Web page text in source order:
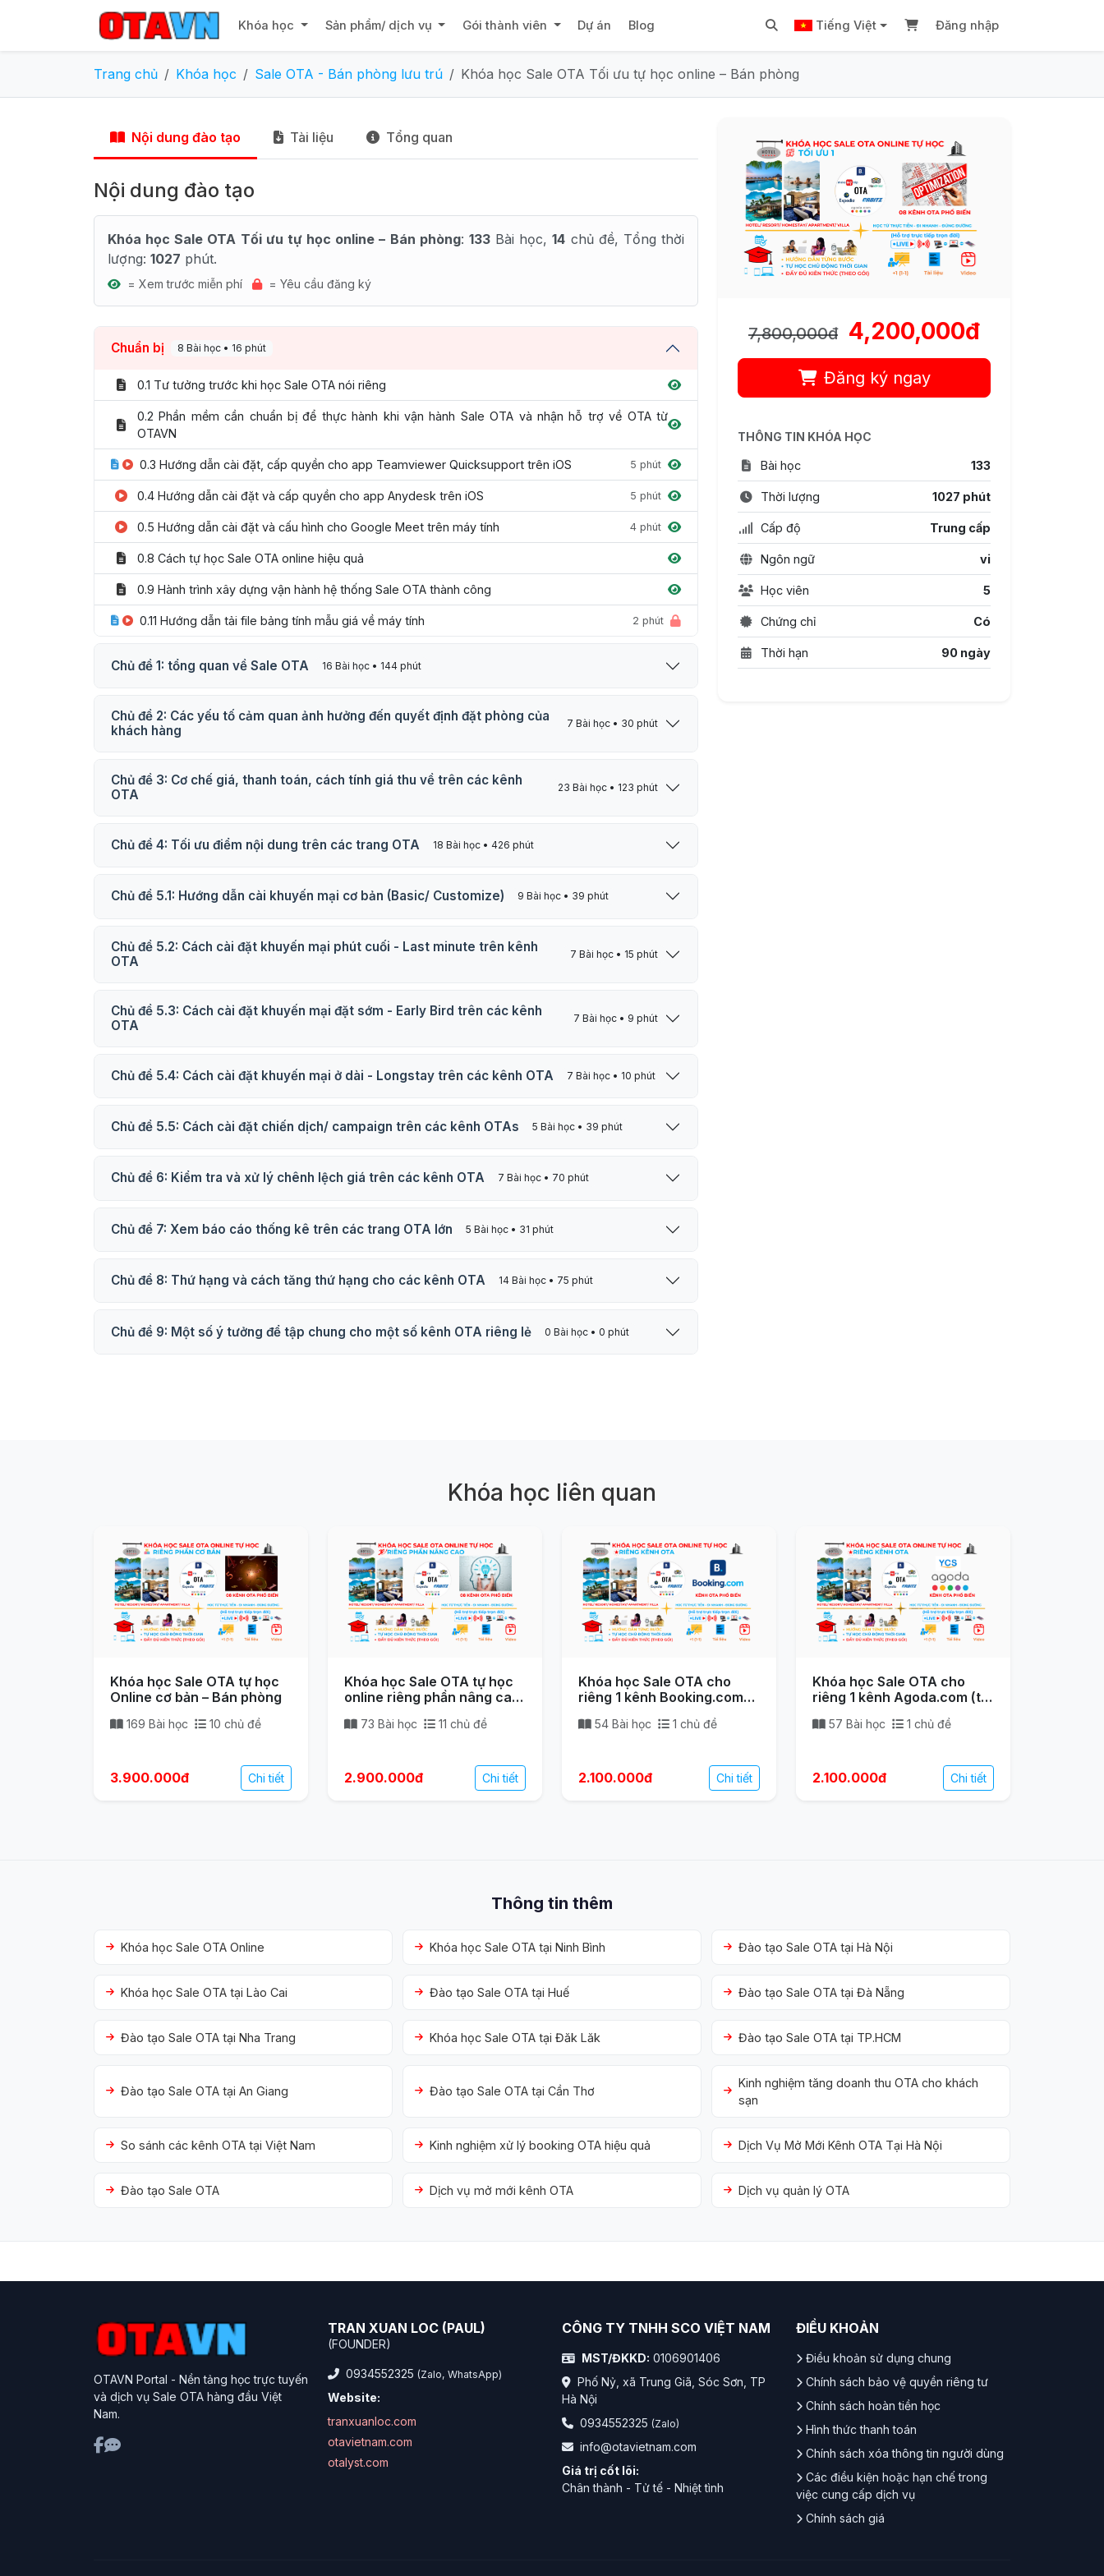
Khóa học Sản phẩm/ dịch vụ Gói thành viên Dự án Blog Tiếng Việt Đăng nhập
Trang chủ Khóa học Sale OTA - Bán phòng lưu trú Khóa học Sale OTA Tối ưu tự học online – Bán phòng
Nội dung đào tạo Tài liệu Tổng quan
Nội dung đào tạo
Khóa học Sale OTA Tối ưu tự học online – Bán phòng: 133Bài học,14 chủ đề, Tổng thời
lượng: 1027 phút.
= Xem trước miễn phí = Yêu cầu đăng ký
Chuẩn bị 8 Bài học • 16 phút
0.1 Tư tưởng trước khi học Sale OTA nói riêng
0.2 Phần mềm cần chuẩn bị để thực hành khi vận hành Sale OTA và nhận hỗ trợ về OTA từ
OTAVN
0.3 Hướng dẫn cài đặt, cấp quyền cho app Teamviewer Quicksupport trên iOS 5 phút
0.4 Hướng dẫn cài đặt và cấp quyền cho app Anydesk trên iOS 5 phút
0.5 Hướng dẫn cài đặt và cấu hình cho Google Meet trên máy tính 4 phút
0.8 Cách tự học Sale OTA online hiệu quả
0.9 Hành trình xây dựng vận hành hệ thống Sale OTA thành công
0.11 Hướng dẫn tải file bảng tính mẫu giá về máy tính 2 phút
Chủ đề 1: tổng quan về Sale OTA 16 Bài học • 144 phút
Chủ đề 2: Các yếu tố cảm quan ảnh hưởng đến quyết định đặt phòng của
khách hàng
7 Bài học • 30 phút
Chủ đề 3: Cơ chế giá, thanh toán, cách tính giá thu về trên các kênh
OTA
23 Bài học • 123 phút
Chủ đề 4: Tối ưu điểm nội dung trên các trang OTA 18 Bài học • 426 phút
Chủ đề 5.1: Hướng dẫn cài khuyến mại cơ bản (Basic/ Customize) 9 Bài học • 39 phút
Chủ đề 5.2: Cách cài đặt khuyến mại phút cuối - Last minute trên kênh
OTA
7 Bài học • 15 phút
Chủ đề 5.3: Cách cài đặt khuyến mại đặt sớm - Early Bird trên các kênh
OTA
7 Bài học • 9 phút
Chủ đề 5.4: Cách cài đặt khuyến mại ở dài - Longstay trên các kênh OTA 7 Bài học • 10 phút
Chủ đề 5.5: Cách cài đặt chiến dịch/ campaign trên các kênh OTAs 5 Bài học • 39 phút
Chủ đề 6: Kiểm tra và xử lý chênh lệch giá trên các kênh OTA 7 Bài học • 70 phút
Chủ đề 7: Xem báo cáo thống kê trên các trang OTA lớn 5 Bài học • 31 phút
Chủ đề 8: Thứ hạng và cách tăng thứ hạng cho các kênh OTA 14 Bài học • 75 phút
Chủ đề 9: Một số ý tưởng để tập chung cho một số kênh OTA riêng lẻ 0 Bài học • 0 phút
7,800,000đ 4,200,000đ
Đăng ký ngay
THÔNG TIN KHÓA HỌC
Bài học 133
Thời lượng 1027 phút
Cấp độ Trung cấp
Ngôn ngữ vi
Học viên 5
Chứng chỉ Có
Thời hạn 90 ngày
Khóa học liên quan
Khóa học Sale OTA tự học
Online cơ bản – Bán phòng
169 Bài học 10 chủ đề
3.900.000đ Chi tiết
Khóa học Sale OTA tự học
online riêng phần nâng cao
thành phần cơ bản)
73 Bài học 11 chủ đề
2.900.000đ Chi tiết
Khóa học Sale OTA cho
riêng 1 kênh Booking.com
54 Bài học 1 chủ đề
2.100.000đ Chi tiết
Khóa học Sale OTA cho
riêng 1 kênh Agoda.com (tự
57 Bài học 1 chủ đề
2.100.000đ Chi tiết
Thông tin thêm
Khóa học Sale OTA Online Khóa học Sale OTA tại Ninh Bình Đào tạo Sale OTA tại Hà Nội
Khóa học Sale OTA tại Lào Cai Đào tạo Sale OTA tại Huế Đào tạo Sale OTA tại Đà Nẵng
Đào tạo Sale OTA tại Nha Trang Khóa học Sale OTA tại Đăk Lăk Đào tạo Sale OTA tại TP.HCM
Đào tạo Sale OTA tại An Giang Đào tạo Sale OTA tại Cần Thơ
Kinh nghiệm tăng doanh thu OTA cho khách
sạn
So sánh các kênh OTA tại Việt Nam Kinh nghiệm xử lý booking OTA hiệu quả Dịch Vụ Mở Mới Kênh OTA Tại Hà Nội
Đào tạo Sale OTA Dịch vụ mở mới kênh OTA Dịch vụ quản lý OTA
OTAVN Portal - Nền tảng học trực tuyến
và dịch vụ Sale OTA hàng đầu Việt
Nam.
TRAN XUAN LOC (PAUL)
(FOUNDER)
0934552325 (Zalo, WhatsApp)
Website:
tranxuanloc.com
otavietnam.com
otalyst.com
CÔNG TY TNHH SCO VIỆT NAM
MST/ĐKKD: 0106901406
Phố Nỷ, xã Trung Giã, Sóc Sơn, TP
Hà Nội
0934552325 (Zalo)
info@otavietnam.com
Giá trị cốt lõi:
Chân thành - Tử tế - Nhiệt tình
ĐIỀU KHOẢN
Điều khoản sử dụng chung
Chính sách bảo vệ quyền riêng tư
Chính sách hoàn tiền học
Hình thức thanh toán
Chính sách xóa thông tin người dùng
Các điều kiện hoặc hạn chế trong
việc cung cấp dịch vụ
Chính sách giá